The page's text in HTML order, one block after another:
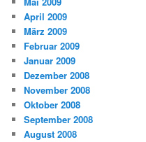
April 2009
März 2009
Februar 2009
Januar 2009
Dezember 2008
November 2008
Oktober 2008
September 2008
August 2008